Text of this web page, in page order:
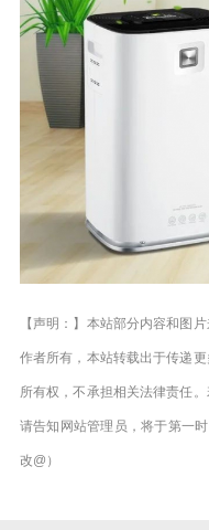
【声明：】本站部分内容和图
作者所有，本站转载出于传递
所有权，不承担相关法律责任
请告知网站管理员，将于第一
改@）